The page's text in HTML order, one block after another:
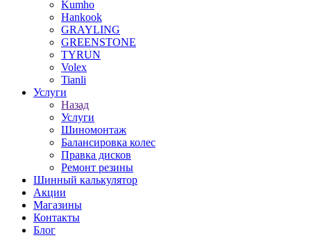
Kumho
Hankook
GRAYLING
GREENSTONE
TYRUN
Volex
Tianli
Услуги
Назад
Услуги
Шиномонтаж
Балансировка колес
Правка дисков
Ремонт резины
Шинный калькулятор
Акции
Магазины
Контакты
Блог